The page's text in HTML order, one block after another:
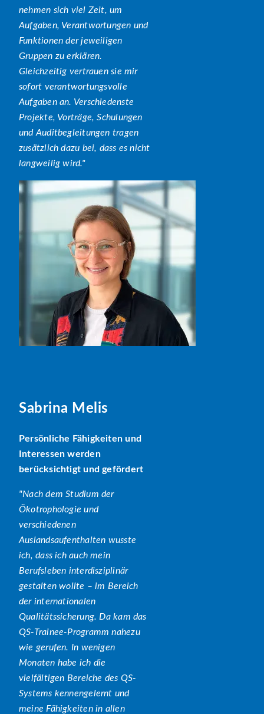
nehmen sich viel Zeit, um
Aufgaben, Verantwortungen und
Funktionen der jeweiligen
Gruppen zu erklären.
Gleichzeitig vertrauen sie mir
sofort verantwortungsvolle
Aufgaben an. Verschiedenste
Projekte, Vorträge, Schulungen
und Auditbegleitungen tragen
zusätzlich dazu bei, dass es nicht
langweilig wird.
Sabrina Melis
Persönliche Fähigkeiten und
Interessen werden
berücksichtigt und gefördert
Nach dem Studium der
Ökotrophologie und
verschiedenen
Auslandsaufenthalten wusste
ich, dass ich auch mein
Berufsleben interdisziplinär
gestalten wollte – im Bereich
der internationalen
Qualitätssicherung. Da kam das
QS-Trainee-Programm nahezu
wie gerufen. In wenigen
Monaten habe ich die
vielfältigen Bereiche des QS-
Systems kennengelernt und
meine Fähigkeiten in allen